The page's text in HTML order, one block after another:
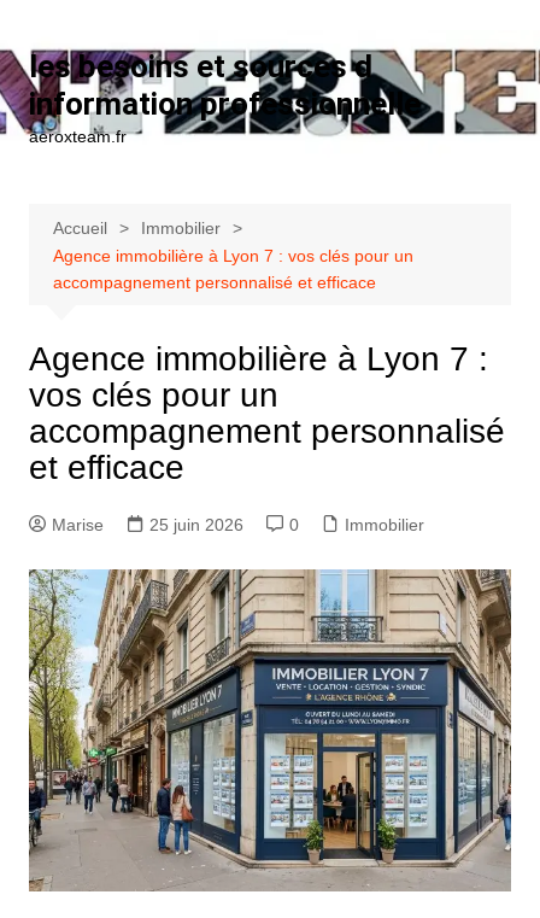
les besoins et sources d
information professionnelle
aeroxteam.fr
Accueil
Immobilier
Agence immobilière à Lyon 7 : vos clés pour un
accompagnement personnalisé et efficace
Agence immobilière à Lyon 7 :
vos clés pour un
accompagnement personnalisé
et efficace
Marise 25 juin 2026 0 Immobilier